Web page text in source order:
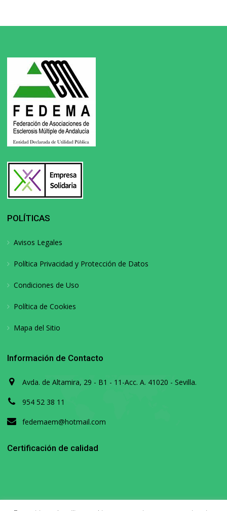
POLÍTICAS
Avisos Legales
Política Privacidad y Protección de Datos
Condiciones de Uso
Política de Cookies
Mapa del Sitio
Información de Contacto
Avda. de Altamira, 29 - B1 - 11-Acc. A. 41020 - Sevilla.
954 52 38 11
fedemaem@hotmail.com
Certificación de calidad